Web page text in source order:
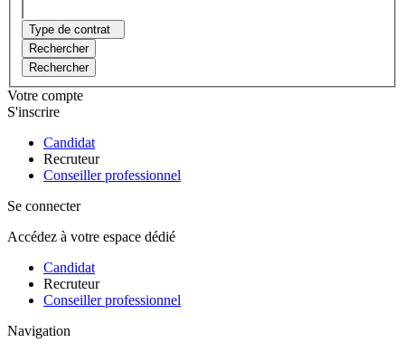
Type de contrat
Rechercher
Rechercher
Votre compte
S'inscrire
Candidat
Recruteur
Conseiller professionnel
Se connecter
Accédez à votre espace dédié
Candidat
Recruteur
Conseiller professionnel
Navigation